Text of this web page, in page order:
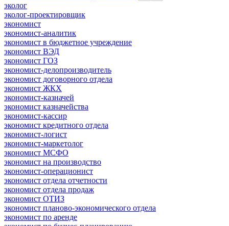
эколог
эколог-проектировщик
экономист
экономист-аналитик
экономист в бюджетное учреждение
экономист ВЭД
экономист ГОЗ
экономист-делопроизводитель
экономист договорного отдела
экономист ЖКХ
экономист-казначей
экономист казначейства
экономист-кассир
экономист кредитного отдела
экономист-логист
экономист-маркетолог
экономист МСФО
экономист на производство
экономист-операционист
экономист отдела отчетности
экономист отдела продаж
экономист ОТИЗ
экономист планово-экономического отдела
экономист по аренде